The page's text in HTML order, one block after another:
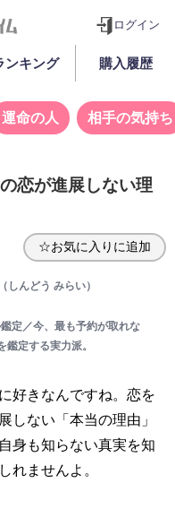
ログイン
ンキング 購入履歴
運命の人 相手の気持ち
恋が進展しない理
☆お気に入りに追加
しんどう みらい）
定／今、最も予約が取れな
鑑定する実力派。
好きなんですね。恋を
しない「本当の理由」
身も知らない真実を知
れませんよ。